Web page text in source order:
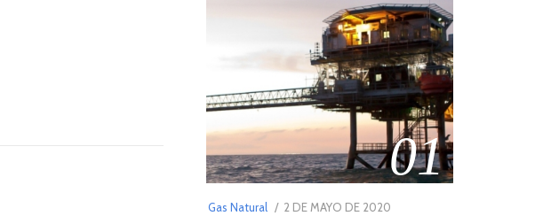
01
Gas Natural
POSTED
2 DE MAYO DE 2020